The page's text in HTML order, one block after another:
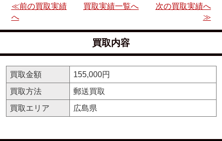
≪前の買取実績
へ
買取実績一覧へ
次の買取実績へ
≫
買取内容
買取金額
155,000円
買取方法
郵送買取
買取エリア
広島県